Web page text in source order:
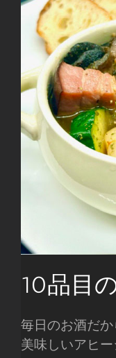
10品目
毎日のお酒だ
美味しいアヒー